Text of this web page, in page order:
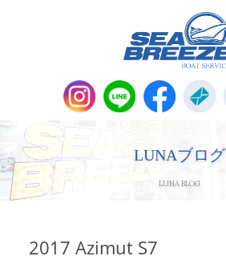
新艇・中古艇情報
メンテナンス
パーツ販売・アパレル商品
LUNAブログ
LUNA BLOG
2017 Azimut S7